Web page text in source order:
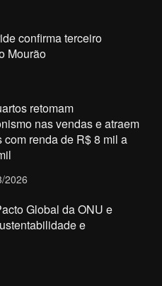
confirma terceiro
Mourão
retomam
nas vendas e atraem
com renda de R$ 8 mil a
2026
Global da ONU e
e